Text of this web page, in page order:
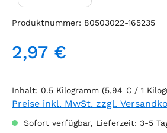
Produktnummer: 80503022-165235
Regulärer Preis:
2,97 €
Inhalt: 0.5 Kilogramm (5,94 € / 1
Preise inkl. MwSt. zzgl.
Sofort verfügbar, Lieferzeit: 3-5